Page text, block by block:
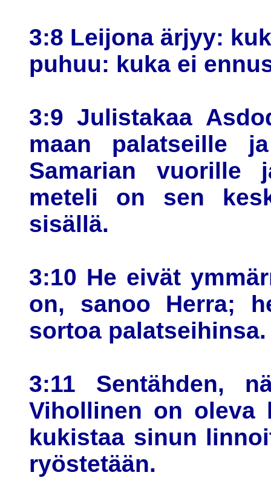
3:8 Leijona ärjyy:
puhuu: kuka ei
3:9 Julistakaa
maan palatseille
Samarian vuorille
meteli on sen
sisällä.
3:10 He eivät
on, sanoo Herra;
sortoa palatseihinsa.
3:11 Sentähden,
Vihollinen on oleva
kukistaa sinun
ryöstetään.